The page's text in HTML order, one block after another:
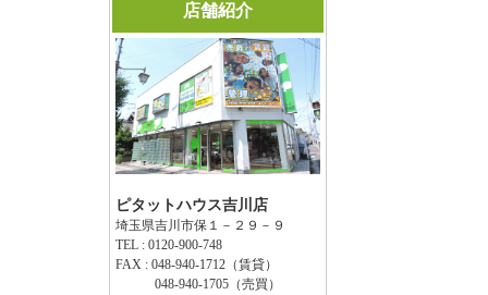
店舗紹介
ピタットハウス吉川店
埼玉県吉川市保１－２９－９
TEL : 0120-900-748
FAX : 048-940-1712（賃貸）
048-940-1705（売買）